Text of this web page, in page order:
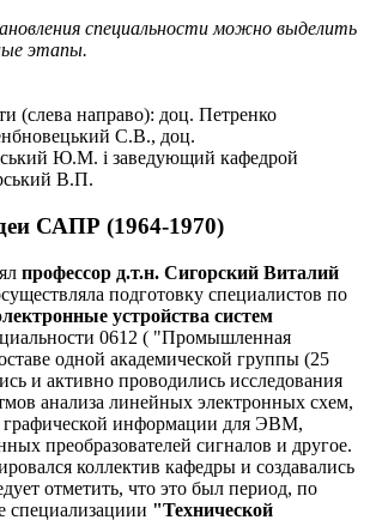
специальности можно выделить
этапы.
(слева направо): доц. Петренко
С.В., доц.
Ю.М. і заведующий кафедрой
В.П.
САПР (1964-1970)
профессор д.т.н. Сигорский Виталий
подготовку специалистов по
устройства систем
0612 ( "Промышленная
одной академической группы (25
и активно проводились исследования
анализа линейных электронных схем,
графической информации для ЭВМ,
преобразователей сигналов и другое.
коллектив кафедры и создавались
отметить, что это был период, по
специализациии "Технической